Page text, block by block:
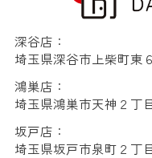
深谷店：
埼玉県深谷市上柴町東
鴻巣店：
埼玉県鴻巣市天神２丁
坂戸店：
埼玉県坂戸市泉町２丁